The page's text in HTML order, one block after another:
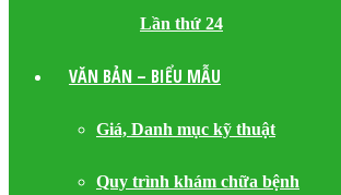
Lần thứ 24
VĂN BẢN – BIỂU MẪU
Giá, Danh mục kỹ thuật
Quy trình khám chữa bệnh